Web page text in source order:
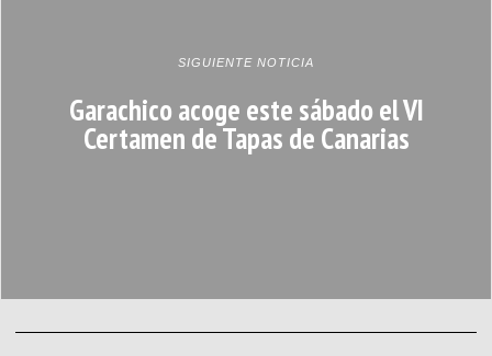
SIGUIENTE NOTICIA
Garachico acoge este sábado el VI
Certamen de Tapas de Canarias